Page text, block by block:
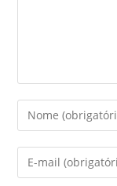
Digite
seu
nome
ou
Digite
seu